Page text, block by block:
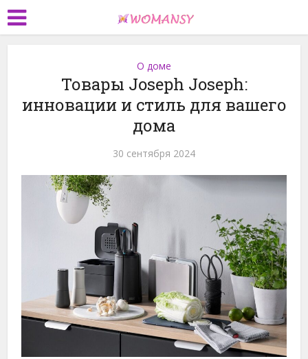
О доме
Товары Joseph Joseph:
инновации и стиль для вашего
дома
30 сентября 2024